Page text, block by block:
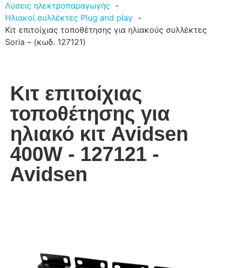
Λύσεις ηλεκτροπαραγωγής
Ηλιακοί συλλέκτες Plug and play
Κιτ επιτοίχιας τοποθέτησης για ηλιακούς συλλέκτες
Soria – (κωδ. 127121)
Κιτ επιτοίχιας
τοποθέτησης για
ηλιακό κιτ Avidsen
400W - 127121 -
Avidsen